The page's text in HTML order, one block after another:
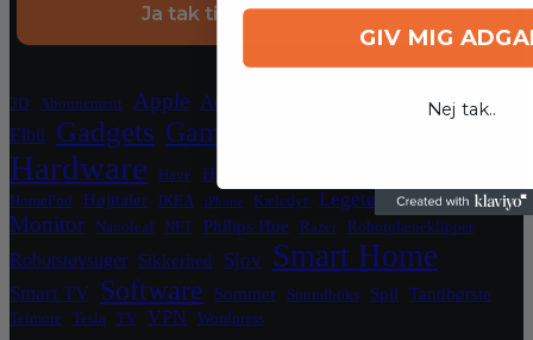
Ja tak til eksklusive tilbud
3D Abonnement Apple Aqara Crypto El
Elbil Gadgets Gaming
Hardware Have Hjemmekontor
HomePod
Højttaler IKEA iPhone Kæledyr Legetøj Luftrenser
Monitor Nanoleaf NFT Philips Hue Razer Robotplæneklipper
Robotstøvsuger Sikkerhed Sjov Smart Home
Smart TV Software Sommer Soundboks Spil Tandbørste
Telmore Tesla TV VPN Wordpress
GIV MIG
Nej tak..